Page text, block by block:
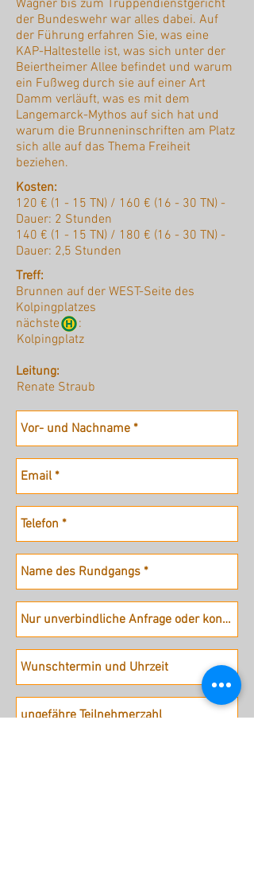
Wagner bis zum Truppendienstgericht
der Bundeswehr war alles dabei. Auf
der Führung erfahren Sie, was eine
KAP-Haltestelle ist, was sich unter der
Beiertheimer Allee befindet und warum
ein Fußweg durch sie auf einer Art
Damm verläuft, was es mit dem
Langemarck-Mythos auf sich hat und
warum die Brunneninschriften am Platz
sich alle auf das Thema Freiheit
beziehen.
Kosten:
120 € (1 - 15 TN) / 160 € (16 - 30 TN) -
Dauer: 2 Stunden
140 € (1 - 15 TN) / 180 € (16 - 30 TN) -
Dauer: 2,5 Stunden
Treff:
Brunnen auf der WEST-Seite des
Kolpingplatzes
nächste :
Kolpingplatz
Leitung:
Renate Straub